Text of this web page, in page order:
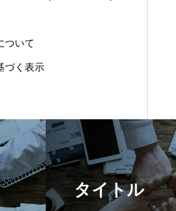
ついて
づく表示
タイトル